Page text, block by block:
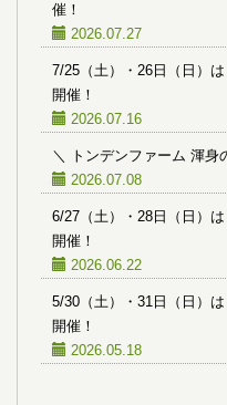
催！
2026.07.27
7/25（土）・26日（日）
開催！
2026.07.16
＼ トンデンファーム 渾身
2026.07.08
6/27（土）・28日（日）
開催！
2026.06.22
5/30（土）・31日（日）
開催！
2026.05.18